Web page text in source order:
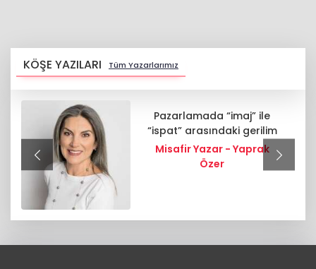
KÖŞE YAZILARI Tüm Yazarlarımız
Pazarlamada “imaj” ile
“ispat” arasındaki gerilim
Misafir Yazar - Yaprak
Özer